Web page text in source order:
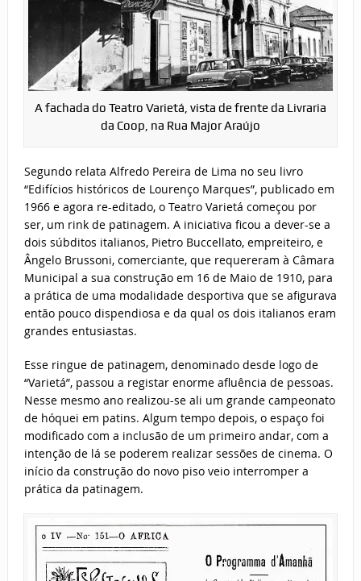
A fachada do Teatro Varietá, vista de frente da Livraria
da Coop, na Rua Major Araújo
Segundo relata Alfredo Pereira de Lima no seu livro
“Edifícios históricos de Lourenço Marques”, publicado em
1966 e agora re-editado, o Teatro Varietá começou por
ser, um rink de patinagem. A iniciativa ficou a dever-se a
dois súbditos italianos, Pietro Buccellato, empreiteiro, e
Ângelo Brussoni, comerciante, que requereram à Câmara
Municipal a sua construção em 16 de Maio de 1910, para
a prática de uma modalidade desportiva que se afigurava
então pouco dispendiosa e da qual os dois italianos eram
grandes entusiastas.
Esse ringue de patinagem, denominado desde logo de
“Varietá”, passou a registar enorme afluência de pessoas.
Nesse mesmo ano realizou-se ali um grande campeonato
de hóquei em patins. Algum tempo depois, o espaço foi
modificado com a inclusão de um primeiro andar, com a
intenção de lá se poderem realizar sessões de cinema. O
início da construção do novo piso veio interromper a
prática da patinagem.